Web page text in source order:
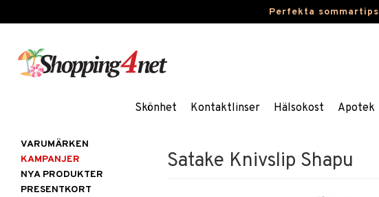
Perfekta sommartips
Skönhet Kontaktlinser Hälsokost Apotek
Satake Knivslip Shapu
VARUMÄRKEN
KAMPANJER
NYA PRODUKTER
PRESENTKORT